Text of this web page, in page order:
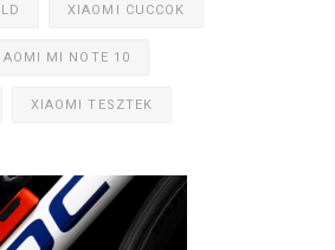
XIAOMI CUCCOK
MI NOTE 10
XIAOMI TESZTEK